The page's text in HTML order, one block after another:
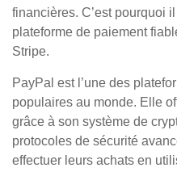
financières. C’est pourquoi
plateforme de paiement
Stripe.
PayPal est l’une des
populaires au monde. Elle
grâce à son système de
protocoles de sécurité
effectuer leurs achats en